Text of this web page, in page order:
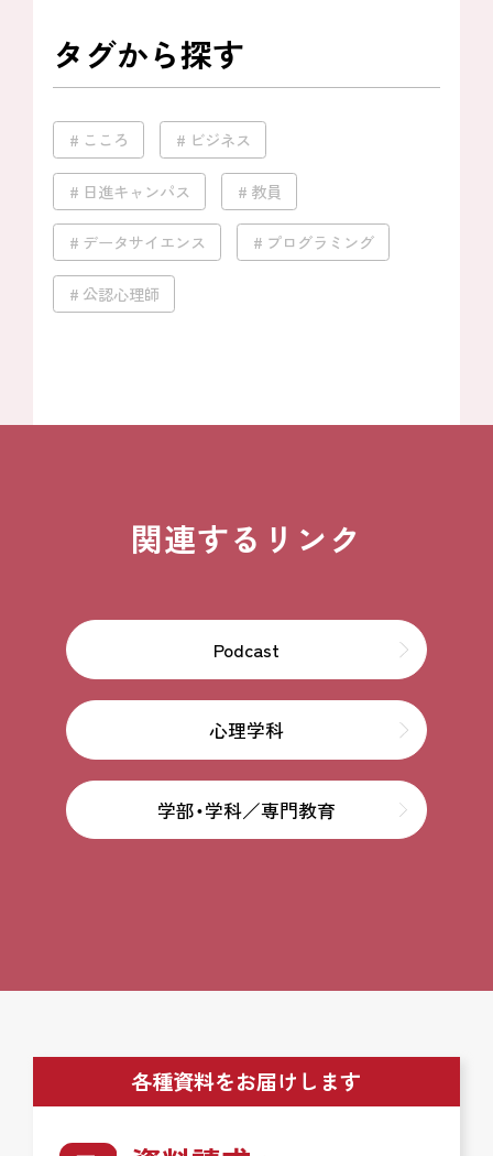
タグから探す
こころ ビジネス
日進キャンパス 教員
データサイエンス プログラミング
公認心理師
関連するリンク
Podcast
心理学科
学部・学科／専門教育
各種資料をお届けします